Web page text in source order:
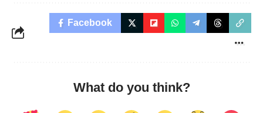
Facebook
What do you think?